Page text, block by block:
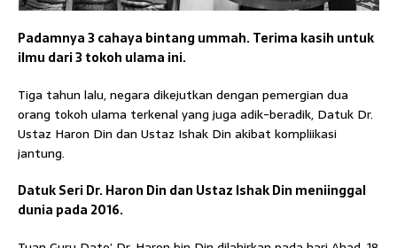
Padamnya 3 cahaya bintang ummah. Terima kasih untuk
ilmu dari 3 tokoh ulama ini.
Tiga tahun lalu, negara dikejutkan dengan pemergian dua
orang tokoh ulama terkenal yang juga adik-beradik, Datuk Dr.
Ustaz Haron Din dan Ustaz Ishak Din akibat kompliikasi
jantung.
Datuk Seri Dr. Haron Din dan Ustaz Ishak Din meniinggal
dunia pada 2016.